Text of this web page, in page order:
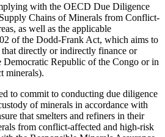
with the OECD Due Diligence
Chains of Minerals from Conflict-
as well as the applicable
of the Dodd-Frank Act, which aims to
directly or indirectly finance or
Democratic Republic of the Congo or in
minerals).
to commit to conducting due diligence
of minerals in accordance with
that smelters and refiners in their
from conflict-affected and high-risk